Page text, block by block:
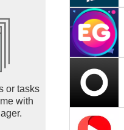
or tasks
with